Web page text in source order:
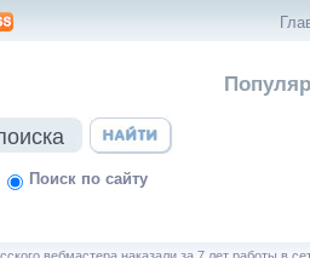
Поиск по сайту